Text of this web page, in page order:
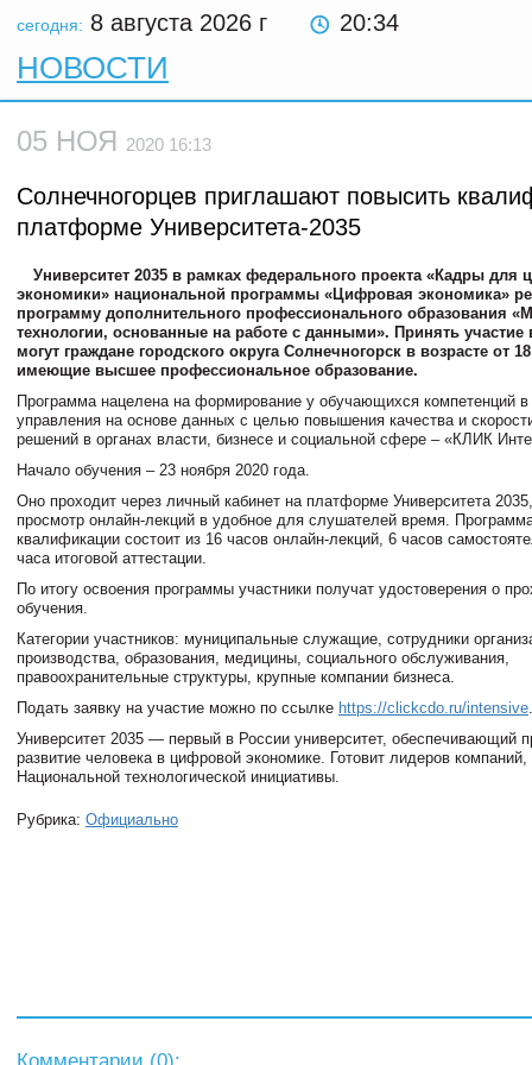
сегодня: 8 августа 2026 г 20:34
НОВОСТИ
05 НОЯ 2020 16:13
Солнечногорцев приглашают повысить
платформе Университета-2035
Университет 2035 в рамках федерального проекта «Кадры для
экономики» национальной программы «Цифровая экономика»
программу дополнительного профессионального образования
технологии, основанные на работе с данными». Принять участие
могут граждане городского округа Солнечногорск в возрасте от
имеющие высшее профессиональное образование.
Программа нацелена на формирование у обучающихся компетенций в
управления на основе данных с целью повышения качества и
решений в органах власти, бизнесе и социальной сфере – «КЛИК
Начало обучения – 23 ноября 2020 года.
Оно проходит через личный кабинет на платформе Университета
просмотр онлайн-лекций в удобное для слушателей время.
квалификации состоит из 16 часов онлайн-лекций, 6 часов
часа итоговой аттестации.
По итогу освоения программы участники получат удостоверения о
обучения.
Категории участников: муниципальные служащие, сотрудники
производства, образования, медицины, социального обслуживания,
правоохранительные структуры, крупные компании бизнеса.
Подать заявку на участие можно по ссылке https://clickcdo.ru/intensive.
Университет 2035 — первый в России университет, обеспечивающий
развитие человека в цифровой экономике. Готовит лидеров компаний,
Национальной технологической инициативы.
Рубрика: Официально